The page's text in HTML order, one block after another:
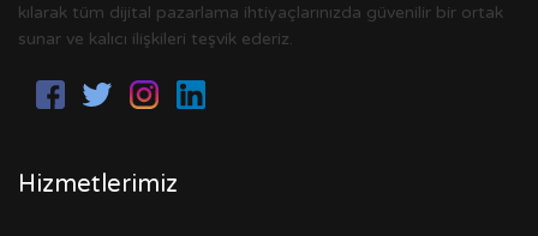
kılarak tüm dijital pazarlama ihtiyaçlarınızda güvenilir bir ortak
sunar ve kalıcı ilişkileri teşvik ederiz.
Hizmetlerimiz